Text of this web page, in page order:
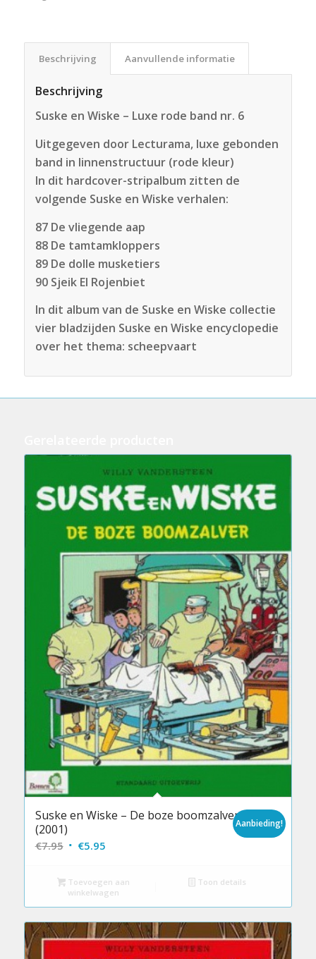
Beschrijving Aanvullende informatie
Beschrijving
Suske en Wiske – Luxe rode band nr. 6
Uitgegeven door Lecturama, luxe gebonden
band in linnenstructuur (rode kleur)
In dit hardcover-stripalbum zitten de
volgende Suske en Wiske verhalen:
87 De vliegende aap
88 De tamtamkloppers
89 De dolle musketiers
90 Sjeik El Rojenbiet
In dit album van de Suske en Wiske collectie
vier bladzijden Suske en Wiske encyclopedie
over het thema: scheepvaart
Suske en Wiske – De boze boomzalver
(2001)
€7.95 Oorspronkelijke
was:
€7.95.
€5.95Huidige
is:
€5.95.
Aanbieding!
Toevoegen aan
winkelwagen
Toon details